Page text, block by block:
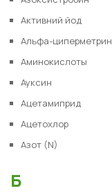
Активний йод
Альфа-циперметрин
Аминокислоты
Ауксин
Ацетамиприд
Ацетохлор
Азот (N)
Б